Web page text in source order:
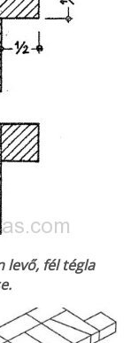
levő, fél tégla